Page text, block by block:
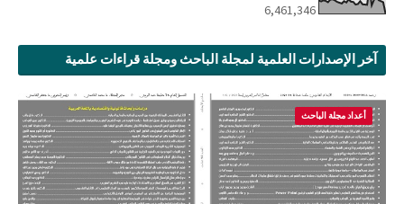
6,461,346
آخر الإصدارات العلمية لمجلة الباحث ومجلة قراءات علمية
أعداد مجلة الباحث